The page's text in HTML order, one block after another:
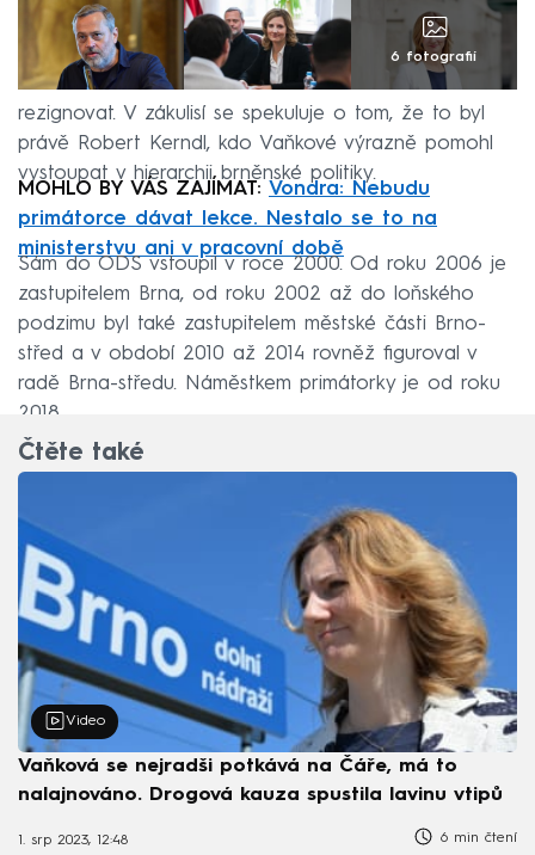
6 fotografií
Komunální politička dokonce uvedla, že je připravena
rezignovat. V zákulisí se spekuluje o tom, že to byl
právě Robert Kerndl, kdo Vaňkové výrazně pomohl
vystoupat v hierarchii brněnské politiky.
MOHLO BY VÁS ZAJÍMAT: Vondra: Nebudu
primátorce dávat lekce. Nestalo se to na
ministerstvu ani v pracovní době
Sám do ODS vstoupil v roce 2000. Od roku 2006 je
zastupitelem Brna, od roku 2002 až do loňského
podzimu byl také zastupitelem městské části Brno-
střed a v období 2010 až 2014 rovněž figuroval v
radě Brna-středu. Náměstkem primátorky je od roku
2018.
Čtěte také
Video
Vaňková se nejradši potkává na Čáře, má to
nalajnováno. Drogová kauza spustila lavinu vtipů
1. srp 2023, 12:48 6 min čtení